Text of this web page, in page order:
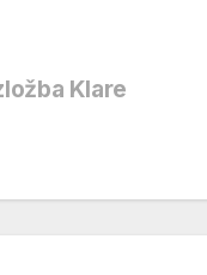
Klare